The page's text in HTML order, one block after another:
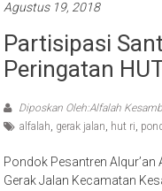
Agustus 19, 2018
Partisipasi
Peringatan
Diposkan Oleh:Alfalah
alfalah, gerak jalan, hut ri,
Pondok Pesantren
Gerak Jalan Kecamatan